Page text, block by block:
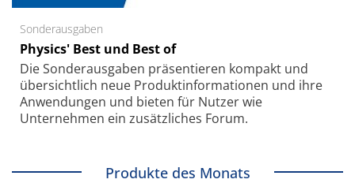
Sonderausgaben
Physics' Best und Best of
Die Sonder­ausgaben präsentieren kompakt und
übersichtlich neue Produkt­informationen und ihre
Anwendungen und bieten für Nutzer wie
Unternehmen ein zusätzliches Forum.
Produkte des Monats